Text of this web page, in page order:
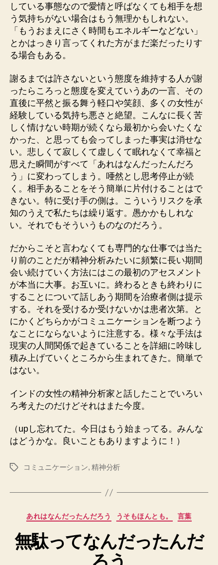
している事態なので愛情と呼ばなくても相手を想
う気持ちがない場合はもう無理かもしれない。
「もうおまえにさく時間もエネルギーなどない」
とかはっきり言ってくれた方がまだ楽だったりす
る場合もある。
謝るまでは許さないという態度を維持する人が謝
ったらころっと態度を変えていうあの一言、その
直後に平然と振る舞う軽口や笑顔、多くの女性が
経験している気持ち悪さと絶望。こんなに長く苦
しく情けない時期が続くなら最初から会いたくな
かった、と思っても会ってしまった事実は消せな
い。悲しくて寂しくて虚しくて眠れなくて幸福と
思えた瞬間がすべて「あれはなんだったんだろ
う」に変わってしまう。唖然とし思考停止が続
く。相手あることをそう簡単に片付けることはで
きない。特に受け手の側は。こういうリスクを承
知のうえで私たちは繰り返す。愚かかもしれな
い。それでもそういうものなのだろう。
だからこそと言わなくても専門的な仕事では当た
り前のことだが精神分析みたいに頻繁に長い期間
会い続けていく方法にはこの最初のアセスメント
が本当に大事。お互いに。終わるときも終わりに
することについて話しあう期間を治療者側は提示
する。それを受けるか受けないかは患者次第。と
にかくどちらかがコミュニケーションを断つよう
なことにならないように注意する。様々な手法は
現実の人間関係で起きていることを詳細に吟味し
積み上げていくところから生まれてきた。簡単で
はない。
インドの女性の精神分析家と話したことでいろい
ろ考えたのだけどそれはまた今度。
（upし忘れてた。今日はもう始まってる。みんな
はどうかな。良いこともありますように！）
タ
コミュニケーション,精神分析
カ
ゴ
リ
ー
あれはなんだったんだろう うそもほんとも。 言葉
無駄ってなんだったんだ